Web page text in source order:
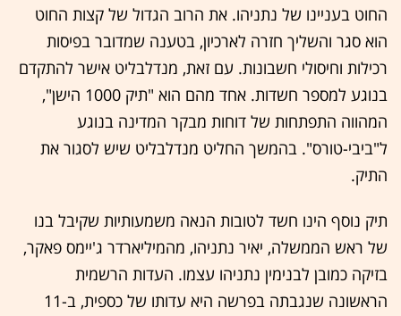
החוט בעניינו של נתניהו. את הרוב הגדול של קצות החוט
הוא סגר והשליך חזרה לארכיון, בטענה שמדובר בפיסות
רכילות וחיסולי חשבונות. עם זאת, מנדלבליט אישר להתקדם
בנוגע למספר חשדות. אחד מהם הוא "תיק 1000 הישן",
המהווה התפתחות של דוחות מבקר המדינה בנוגע
ל"ביבי-טורס". בהמשך החליט מנדלבליט שיש לסגור את
התיק.
תיק נוסף הינו חשד לטובות הנאה משמעותיות שקיבל בנו
של ראש הממשלה, יאיר נתניהו, מהמיליארדר ג'יימס פאקר,
בזיקה כמובן לבנימין נתניהו עצמו. העדות הרשמית
הראשונה שנגבתה בפרשה היא עדותו של כספית, ב-11